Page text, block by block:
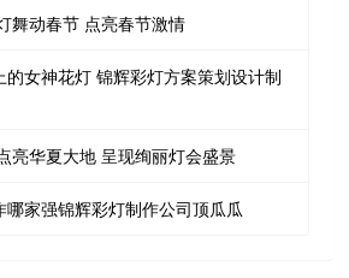
舞动春节 点亮春节激情
的女神花灯 锦辉彩灯方案策划设计制
亮华夏大地 呈现绚丽灯会盛景
家强锦辉彩灯制作公司顶瓜瓜